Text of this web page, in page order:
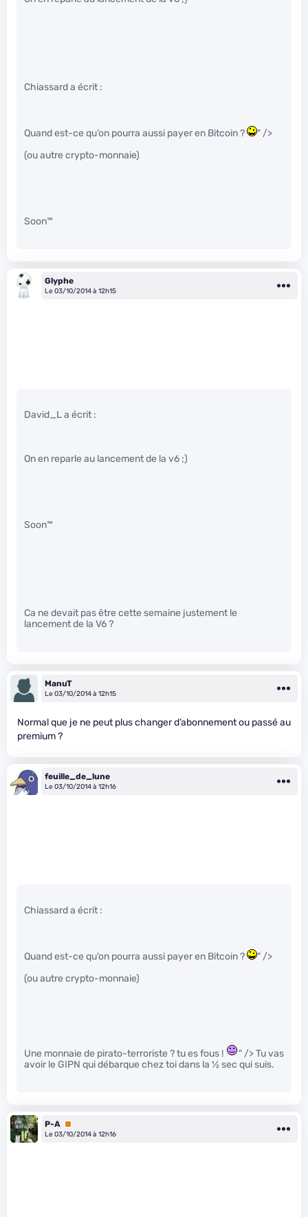
Chiassard a écrit :
Quand est-ce qu’on pourra aussi payer en Bitcoin ?
" />
(ou autre crypto-monnaie)
Soon™
Glyphe
Le 03/10/2014 à 12h15
David_L a écrit :
On en reparle au lancement de la v6 ;)
Soon™
Ca ne devait pas être cette semaine justement le
lancement de la V6 ?
ManuT
Le 03/10/2014 à 12h15
Normal que je ne peut plus changer d’abonnement ou passé au
premium ?
feuille_de_lune
Le 03/10/2014 à 12h16
Chiassard a écrit :
Quand est-ce qu’on pourra aussi payer en Bitcoin ?
" />
(ou autre crypto-monnaie)
Une monnaie de pirato-terroriste ? tu es fous !
" /> Tu vas
avoir le GIPN qui débarque chez toi dans la 1⁄2sec qui suis.
P-A Premium
Le 03/10/2014 à 12h16